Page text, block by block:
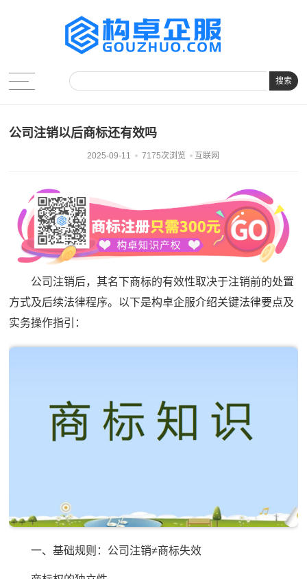
搜索
公司注销以后商标还有效吗
2025-09-11 7175次浏览 互联网
公司注销后，其名下商标的有效性取决于注销前的处置
方式及后续法律程序。以下是构卓企服介绍关键法律要点及
实务操作指引：
一、基础规则：公司注销≠商标失效